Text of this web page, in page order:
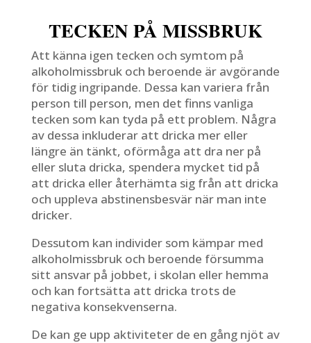
TECKEN PÅ MISSBRUK
Att känna igen tecken och symtom på
alkoholmissbruk och beroende är avgörande
för tidig ingripande. Dessa kan variera från
person till person, men det finns vanliga
tecken som kan tyda på ett problem. Några
av dessa inkluderar att dricka mer eller
längre än tänkt, oförmåga att dra ner på
eller sluta dricka, spendera mycket tid på
att dricka eller återhämta sig från att dricka
och uppleva abstinensbesvär när man inte
dricker.
Dessutom kan individer som kämpar med
alkoholmissbruk och beroende försumma
sitt ansvar på jobbet, i skolan eller hemma
och kan fortsätta att dricka trots de
negativa konsekvenserna.
De kan ge upp aktiviteter de en gång njöt av